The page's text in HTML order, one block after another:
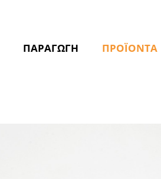
ΠΑΡΑΓΩΓΗ ΠΡΟΪΟΝΤΑ